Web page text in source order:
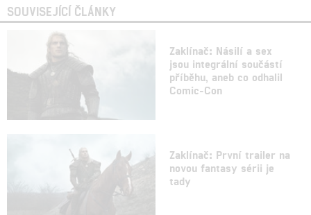
SOUVISEJÍCÍ ČLÁNKY
Zaklínač: Násilí a sex
jsou integrální součástí
příběhu, aneb co odhalil
Comic-Con
Zaklínač: První trailer na
novou fantasy sérii je
tady